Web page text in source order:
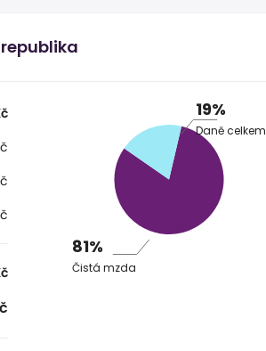
19%
Daně celkem
81%
Čistá mzda